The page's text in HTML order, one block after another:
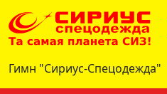
Гимн "Сириус-Спецодежда"